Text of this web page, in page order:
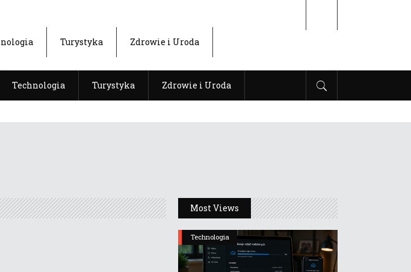
Technologia Turystyka Zdrowie i Uroda
Turystyka Zdrowie i Uroda
Most Views
Technologia